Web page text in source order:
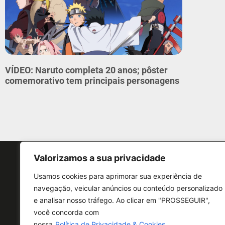
Valorizamos a sua privacidade
Usamos cookies para aprimorar sua experiência de
navegação, veicular anúncios ou conteúdo personalizado
e analisar nosso tráfego. Ao clicar em "PROSSEGUIR",
você concorda com
VÍDEO: Naruto completa 20 anos; pôster
comemorativo tem principais personagens